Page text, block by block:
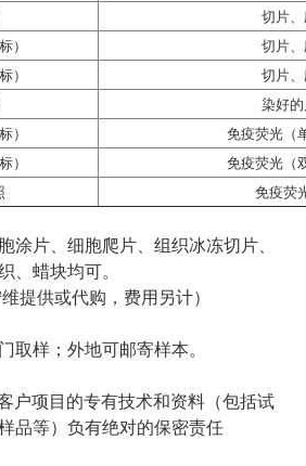
切片
）
切片
）
切片
染好
）
免疫荧光（
）
免疫荧光（
免疫荧
涂片、细胞爬片、组织冰冻切片、
、蜡块均可。
提供或代购，费用另计）
取样；外地可邮寄样本。
户项目的专有技术和资料（包括试
品等）负有绝对的保密责任